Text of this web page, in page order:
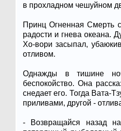
в прохладном чешуйном
Принц Огненная Смерть
радости и гнева океана.
Хо-вори засыпал,
отливом.
Однажды в тишине
беспокойство. Она
снедает его. Тогда Вата-
приливами, другой -
- Возвращайся назад